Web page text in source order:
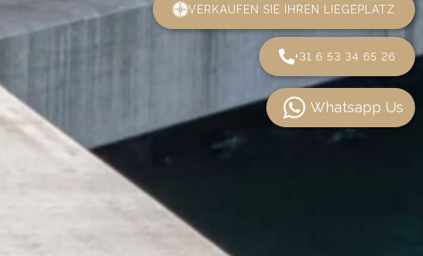
+31 6 53 34 65 26
VERKAUFEN SIE IHREN LIEGEPLATZ
Whatsapp Us